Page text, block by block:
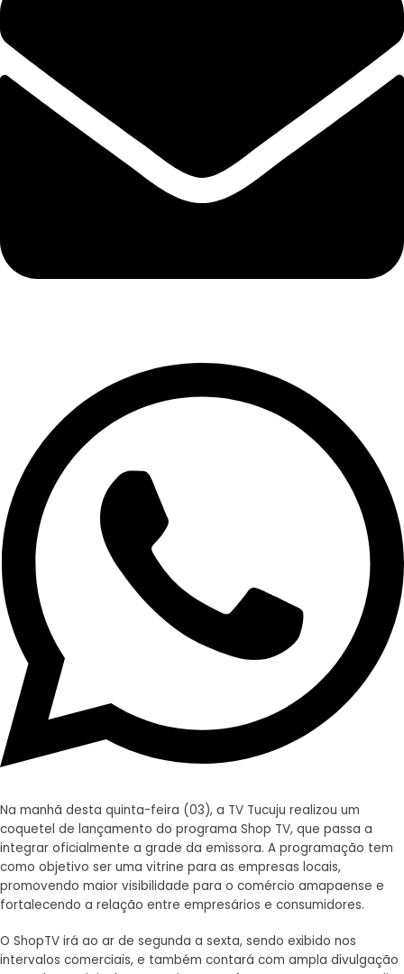
Na manhã desta quinta-feira (03), a TV Tucuju realizou um
coquetel de lançamento do programa Shop TV, que passa a
integrar oficialmente a grade da emissora. A programação tem
como objetivo ser uma vitrine para as empresas locais,
promovendo maior visibilidade para o comércio amapaense e
fortalecendo a relação entre empresários e consumidores.
O ShopTV irá ao ar de segunda a sexta, sendo exibido nos
intervalos comerciais, e também contará com ampla divulgação